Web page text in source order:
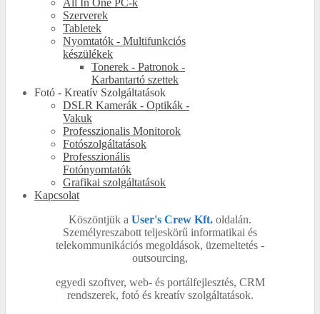
All In One PC-k
Szerverek
Tabletek
Nyomtatók - Multifunkciós
készülékek
Tonerek - Patronok -
Karbantartó szettek
Fotó - Kreatív Szolgáltatások
DSLR Kamerák - Optikák -
Vakuk
Professzionalis Monitorok
Fotószolgáltatások
Professzionális
Fotónyomtatók
Grafikai szolgáltatások
Kapcsolat
Köszöntjük a User's Crew Kft. oldalán.
Személyreszabott teljeskörű informatikai és
telekommunikációs megoldások, üzemeltetés -
outsourcing,
egyedi szoftver, web- és portálfejlesztés, CRM
rendszerek, fotó és kreatív szolgáltatások.